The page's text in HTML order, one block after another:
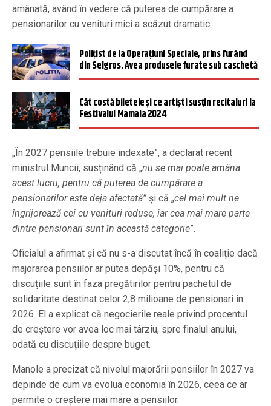
amânată, având în vedere că puterea de cumpărare a
pensionarilor cu venituri mici a scăzut dramatic.
Poliţist de la Operaţiuni Speciale, prins furând
din Selgros. Avea produsele furate sub caschetă
Cât costă biletele și ce artiști susțin recitaluri la
Festivalul Mamaia 2024
„În 2027 pensiile trebuie indexate”, a declarat recent
ministrul Muncii, susținând că „nu se mai poate amâna
acest lucru, pentru că puterea de cumpărare a
pensionarilor este deja afectată” și că „cel mai mult ne
îngrijorează cei cu venituri reduse, iar cea mai mare parte
dintre pensionari sunt în această categorie”.
Oficialul a afirmat și că nu s-a discutat încă în coaliție dacă
majorarea pensiilor ar putea depăși 10%, pentru că
discuțiile sunt în faza pregătirilor pentru pachetul de
solidaritate destinat celor 2,8 milioane de pensionari în
2026. El a explicat că negocierile reale privind procentul
de creștere vor avea loc mai târziu, spre finalul anului,
odată cu discuțiile despre buget.
Manole a precizat că nivelul majorării pensiilor în 2027 va
depinde de cum va evolua economia în 2026, ceea ce ar
permite o creștere mai mare a pensiilor.